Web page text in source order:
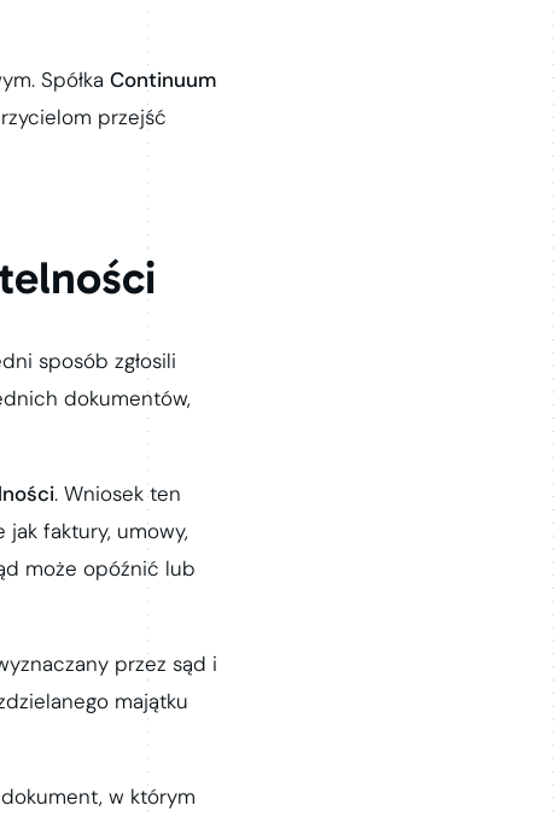
Spółka Continuum
przejść
sposób zgłosili
dokumentów,
. Wniosek ten
faktury, umowy,
może opóźnić lub
przez sąd i
majątku
w którym